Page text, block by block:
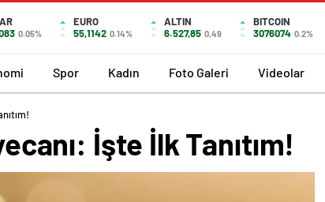
0.05%
EURO
55,1142 0.14%
ALTIN
6.527,85 0,49
BITCOIN
3076074 0.2%
Spor Kadın Foto Galeri Videolar
İşte İlk Tanıtım!